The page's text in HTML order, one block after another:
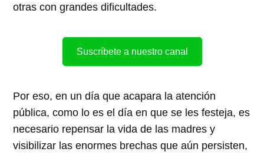
otras con grandes dificultades.
Suscríbete a nuestro canal
Por eso, en un día que acapara la atención
pública, como lo es el día en que se les festeja, es
necesario repensar la vida de las madres y
visibilizar las enormes brechas que aún persisten,